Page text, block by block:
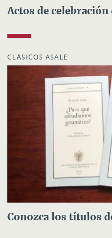
Actos de
CLÁSICOS ASALE
Conozca los títulos